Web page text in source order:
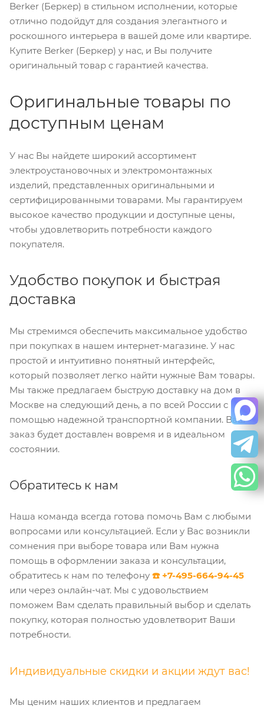
Berker (Беркер) в стильном исполнении, которые
отлично подойдут для создания элегантного и
роскошного интерьера в вашей доме или квартире.
Купите Berker (Беркер) у нас, и Вы получите
оригинальный товар с гарантией качества.
Оригинальные товары по
доступным ценам
У нас Вы найдете широкий ассортимент
электроустановочных и электромонтажных
изделий, представленных оригинальными и
сертифицированными товарами. Мы гарантируем
высокое качество продукции и доступные цены,
чтобы удовлетворить потребности каждого
покупателя.
Удобство покупок и быстрая
доставка
Мы стремимся обеспечить максимальное удобство
при покупках в нашем интернет-магазине. У нас
простой и интуитивно понятный интерфейс,
который позволяет легко найти нужные Вам товары.
Мы также предлагаем быструю доставку на дом в
Москве на следующий день, а по всей России с
помощью надежной транспортной компании. Ваш
заказ будет доставлен вовремя и в идеальном
состоянии.
Обратитесь к нам
Наша команда всегда готова помочь Вам с любыми
вопросами или консультацией. Если у Вас возникли
сомнения при выборе товара или Вам нужна
помощь в оформлении заказа и консультации,
обратитесь к нам по телефону ☎️ +7-495-664-94-45
или через онлайн-чат. Мы с удовольствием
поможем Вам сделать правильный выбор и сделать
покупку, которая полностью удовлетворит Ваши
потребности.
Индивидуальные скидки и акции ждут вас!
Мы ценим наших клиентов и предлагаем